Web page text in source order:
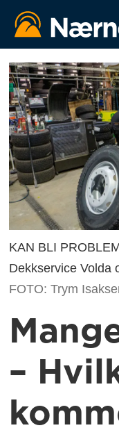
KAN BLI
Dekkservice Volda
FOTO: Trym
–